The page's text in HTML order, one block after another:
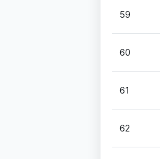
59
60
61
62